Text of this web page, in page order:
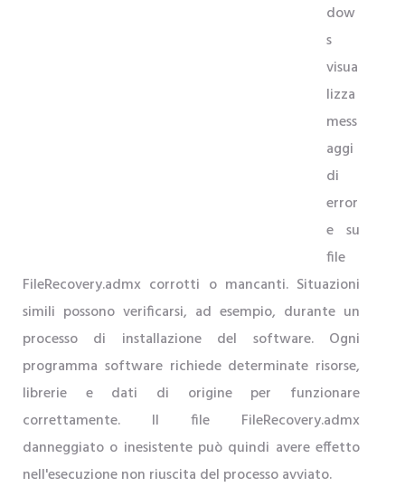
dow
s
visua
lizza
mess
aggi
di
error
e su
file
FileRecovery.admx corrotti o mancanti. Situazioni
simili possono verificarsi, ad esempio, durante un
processo di installazione del software. Ogni
programma software richiede determinate risorse,
librerie e dati di origine per funzionare
correttamente. Il file FileRecovery.admx
danneggiato o inesistente può quindi avere effetto
nell'esecuzione non riuscita del processo avviato.